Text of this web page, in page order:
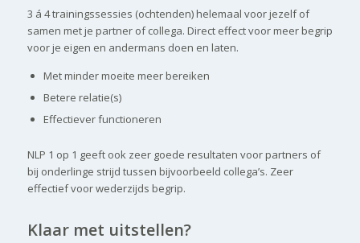
3 á 4 trainingssessies (ochtenden) helemaal voor jezelf of
samen met je partner of collega. Direct effect voor meer begrip
voor je eigen en andermans doen en laten.
Met minder moeite meer bereiken
Betere relatie(s)
Effectiever functioneren
NLP 1 op 1 geeft ook zeer goede resultaten voor partners of
bij onderlinge strijd tussen bijvoorbeeld collega’s. Zeer
effectief voor wederzijds begrip.
Klaar met uitstellen?